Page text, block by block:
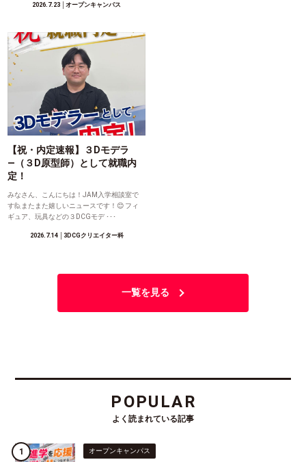
2026.7.23 │オープンキャンパス
【祝・内定速報】３Dモデラ
―（３D原型師）として就職内
定！
みなさん、こんにちは！JAM入学相談室で
す🙋またまた嬉しいニュースです！😊 フィ
ギュア、玩具などの３DCGモデ ･･･
2026.7.14│3DCGクリエイター科
一覧を見る
POPULAR
よく読まれている記事
オープンキャンパス